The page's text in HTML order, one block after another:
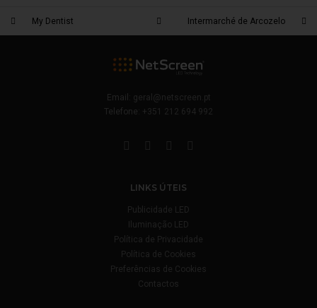
My Dentist Intermarché de Arcozelo
Email:
geral@netscreen.pt
Telefone:
+351 212 694 992
LINKS ÚTEIS
Publicidade LED
Iluminação LED
Política de Privacidade
Política de Cookies
Preferências de Cookies
Contactos